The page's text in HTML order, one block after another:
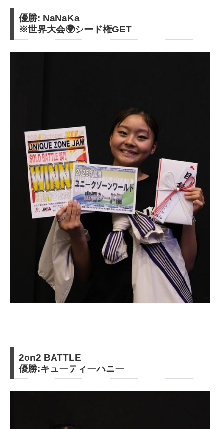
優勝: NaNaKa
※世界大会🌍シード権GET
2on2 BATTLE
優勝:キューティーハニー